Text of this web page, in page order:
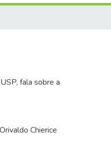
fala sobre a
Chierice